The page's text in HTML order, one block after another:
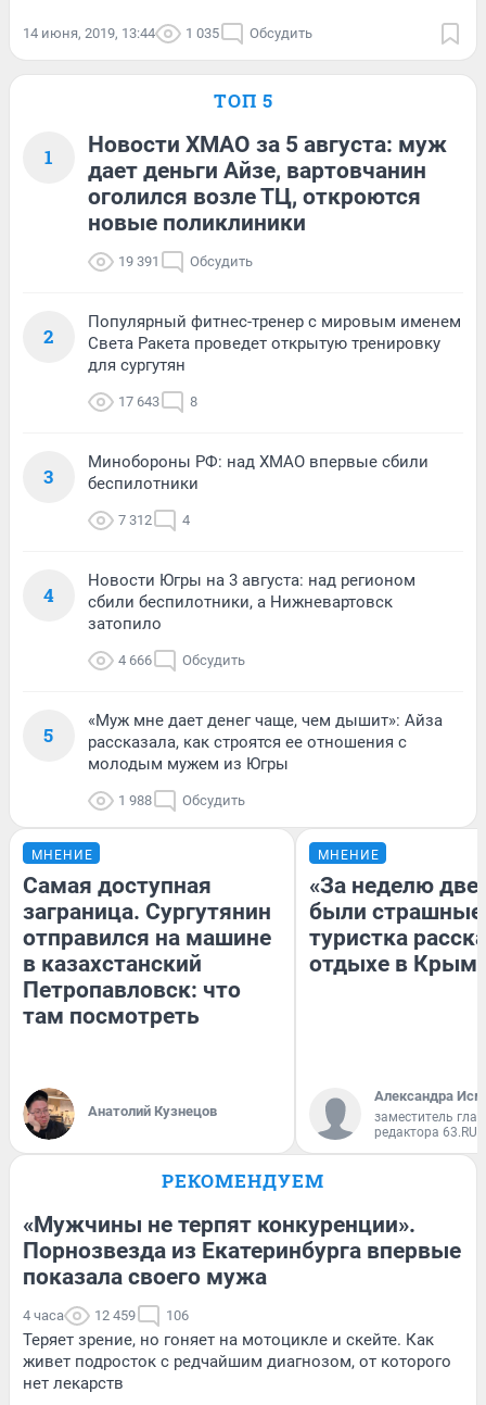
14 июня, 2019, 13:44 1 035 Обсудить
ТОП 5
1
Новости ХМАО за 5 августа: муж
дает деньги Айзе, вартовчанин
оголился возле ТЦ, откроются
новые поликлиники
19 391 Обсудить
2
Популярный фитнес-тренер с мировым именем
Света Ракета проведет открытую тренировку
для сургутян
17 643 8
3
Минобороны РФ: над ХМАО впервые сбили
беспилотники
7 312 4
4
Новости Югры на 3 августа: над регионом
сбили беспилотники, а Нижневартовск
затопило
4 666 Обсудить
5
«Муж мне дает денег чаще, чем дышит»: Айза
рассказала, как строятся ее отношения с
молодым мужем из Югры
1 988 Обсудить
МНЕНИЕ
Самая доступная
заграница. Сургутянин
отправился на машине
в казахстанский
Петропавловск: что
там посмотреть
Анатолий Кузнецов
МНЕНИЕ
«За неделю две
были
туристка
отдыхе в
Александра
заместитель
редактора 63.RU
РЕКОМЕНДУЕМ
«Мужчины не терпят конкуренции».
Порнозвезда из Екатеринбурга впервые
показала своего мужа
4 часа 12 459 106
Теряет зрение, но гоняет на мотоцикле и скейте. Как
живет подросток с редчайшим диагнозом, от которого
нет лекарств